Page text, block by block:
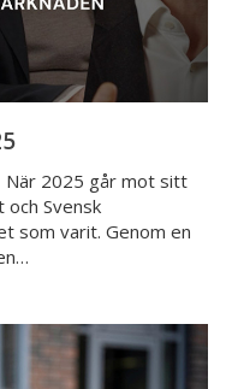
När 2025 går mot sitt
Svensk
som varit. Genom en